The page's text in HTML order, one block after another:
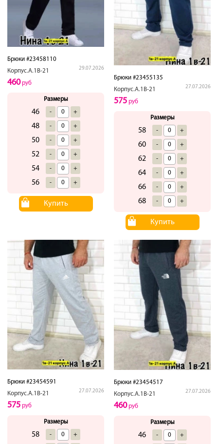
Брюки #23458110
Корпус.А.1В-21
29.07.2026
460руб
Размеры
46 - +
48 - +
50 - +
52 - +
54 - +
56 - +
Купить
Брюки #23455135
Корпус.А.1В-21
27.07.2026
575 руб
Размеры
58 - +
60 - +
62 - +
64 - +
66 - +
68 - +
Купить
Брюки #23454591
Корпус.А.1В-21
27.07.2026
575 руб
Размеры
58 - +
Брюки #23454517
Корпус.А.1В-21
27.07.2026
460руб
Размеры
46 - +